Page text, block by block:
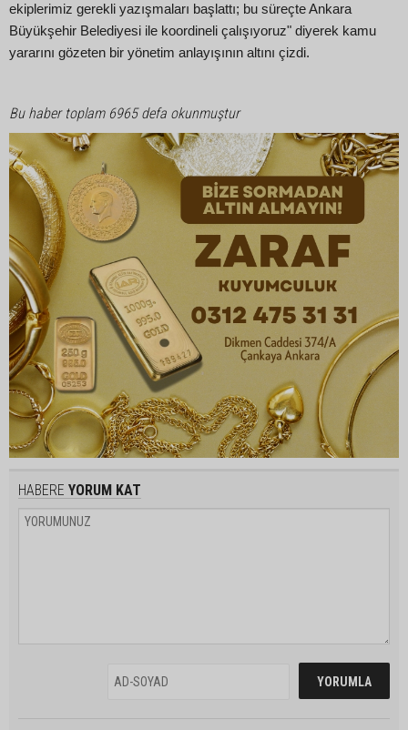
ekiplerimiz gerekli yazışmaları başlattı; bu süreçte Ankara
Büyükşehir Belediyesi ile koordineli çalışıyoruz" diyerek kamu
yararını gözeten bir yönetim anlayışının altını çizdi.
Bu haber toplam 6965 defa okunmuştur
HABERE YORUM KAT